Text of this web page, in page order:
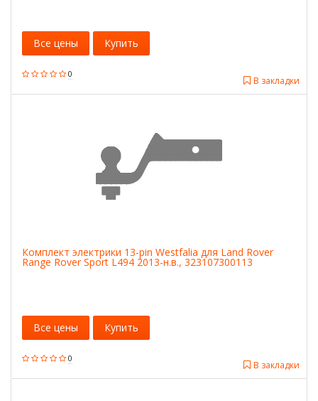
0
В закладки
Все цены Купить
Комплект электрики 13-pin Westfalia для Land Rover
Range Rover Sport L494 2013-н.в., 323107300113
0
В закладки
Все цены Купить